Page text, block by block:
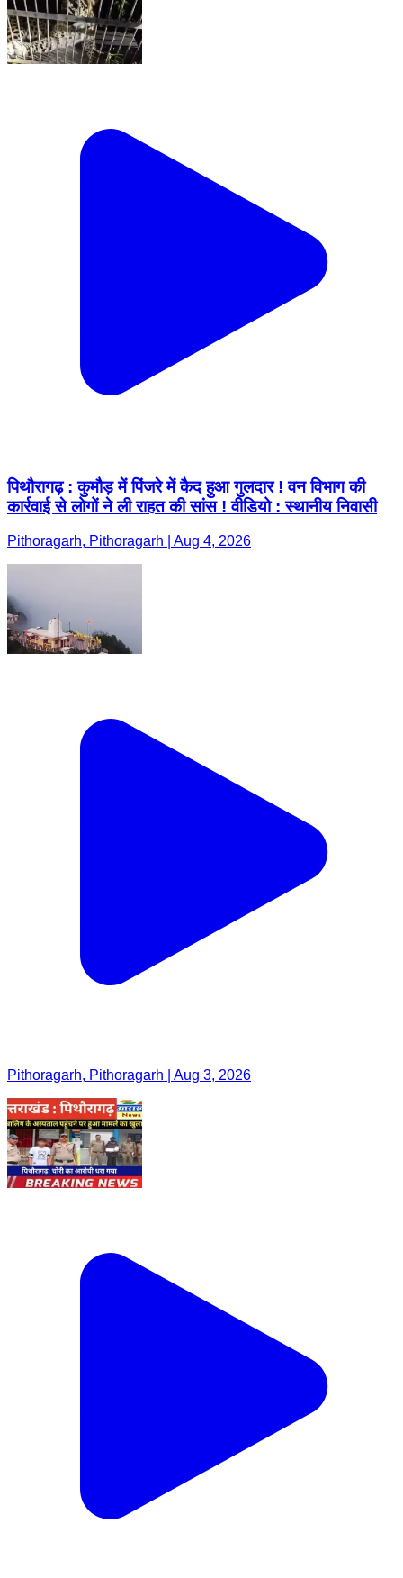
पिथौरागढ़ : कुमौड़ में पिंजरे में कैद हुआ गुलदार ! वन विभाग की
कार्रवाई से लोगों ने ली राहत की सांस ! वीडियो : स्थानीय निवासी
Pithoragarh, Pithoragarh | Aug 4, 2026
Pithoragarh, Pithoragarh | Aug 3, 2026